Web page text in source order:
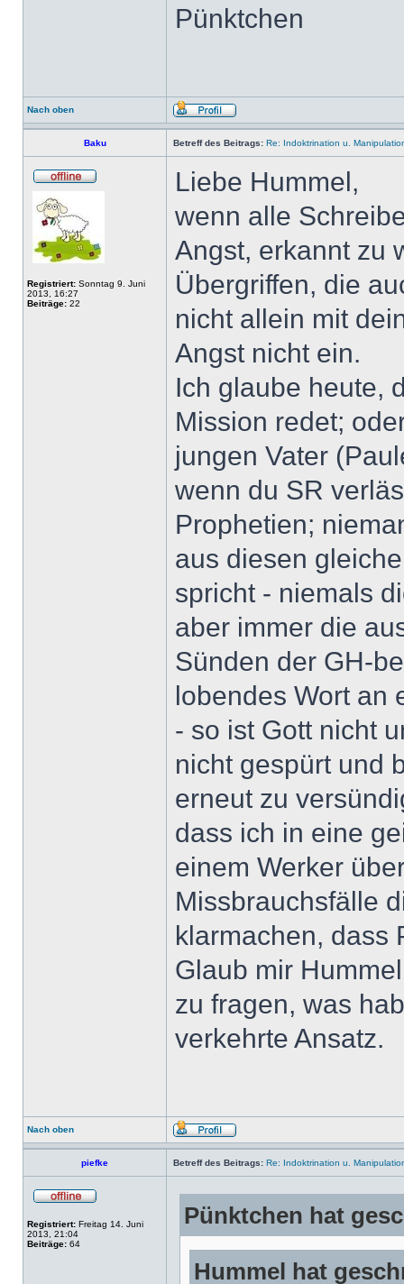
Pünktchen
Nach oben
Baku Betreff des Beitrags: Re: Indoktrination u.
Registriert: Sonntag 9. Juni
2013, 16:27
Beiträge: 22
Liebe Hummel,
wenn alle
Angst, erkannt zu
Übergriffen, die
nicht allein mit
Angst nicht ein.
Ich glaube heute,
Mission redet;
jungen Vater
wenn du SR
Prophetien;
aus diesen
spricht - niemals
aber immer die
Sünden der GH-
lobendes Wort an
- so ist Gott nicht
nicht gespürt und
erneut zu
dass ich in eine
einem Werker
Missbrauchsfälle
klarmachen, dass
Glaub mir
zu fragen, was
verkehrte Ansatz.
Nach oben
piefke Betreff des Beitrags: Re: Indoktrination u.
Registriert: Freitag 14. Juni
2013, 21:04
Beiträge: 64
Pünktchen hat
Hummel hat